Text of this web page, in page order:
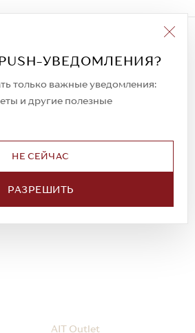
УВЕДОМЛЕНИЯ?
только важные уведомления:
и другие полезные
НЕ СЕЙЧАС
РАЗРЕШИТЬ
новых акций и
Обмен и возврат
Каспи-Ред
AIT Outlet